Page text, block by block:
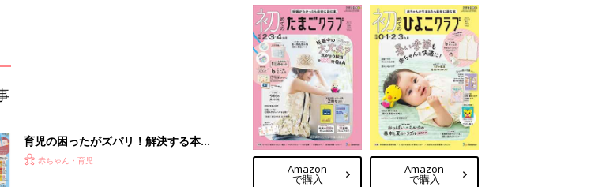
育児の困ったがズバリ！解決する本
『ひよこクラブ 秋号』 4カ月～2才
赤ちゃん・育児
Amazon
で購入
Amazon
で購入